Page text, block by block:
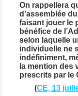
On rappellera
d’assemblée
faisant jouer le
bénéfice de
selon laquelle
individuelle ne
indéfiniment,
la mention des
prescrits par le
(CE, 13